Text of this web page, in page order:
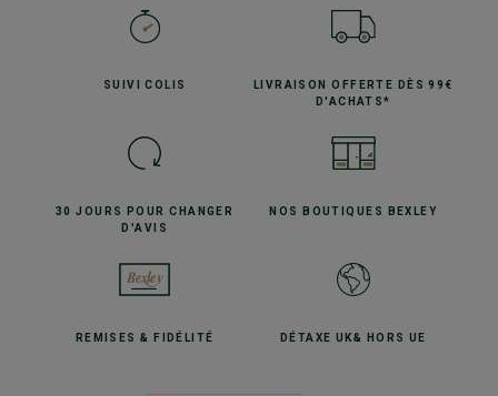
SUIVICOLIS LIVRAISON OFFERTE
DÈS 99€
D'ACHATS*
30 JOURS POURCHANGER
D'AVIS
NOS BOUTIQUES BEXLEY
REMISES& FIDÉLITÉ DÉTAXE UK& HORS UE